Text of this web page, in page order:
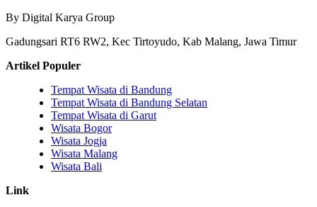
By Digital Karya Group
Gadungsari RT6 RW2, Kec Tirtoyudo, Kab Malang, Jawa Timur
Artikel Populer
Tempat Wisata di Bandung
Tempat Wisata di Bandung Selatan
Tempat Wisata di Garut
Wisata Bogor
Wisata Jogja
Wisata Malang
Wisata Bali
Link